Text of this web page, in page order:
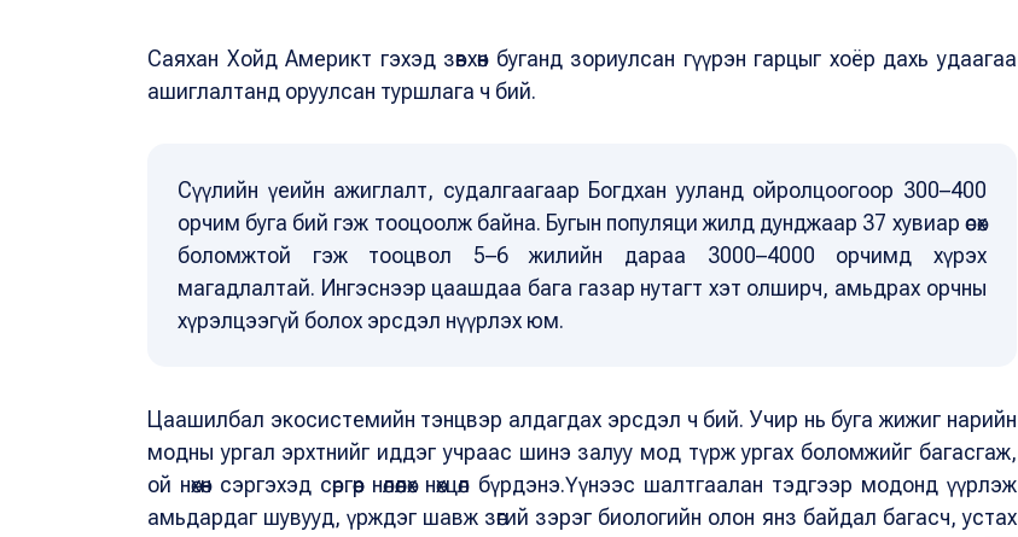
Саяхан Хойд Америкт гэхэд зөвхөн буганд зориулсан гүүрэн гарцыг хоёр дахь удаагаа
ашиглалтанд оруулсан туршлага ч бий.
Сүүлийн үеийн ажиглалт, судалгаагаар Богдхан ууланд ойролцоогоор 300–400
орчим буга бий гэж тооцоолж байна. Бугын популяци жилд дунджаар 37 хувиар өсөх
боломжтой гэж тооцвол 5–6 жилийн дараа 3000–4000 орчимд хүрэх
магадлалтай. Ингэснээр цаашдаа бага газар нутагт хэт олширч, амьдрах орчны
хүрэлцээгүй болох эрсдэл нүүрлэх юм.
Цаашилбал экосистемийн тэнцвэр алдагдах эрсдэл ч бий. Учир нь буга жижиг нарийн
модны ургал эрхтнийг иддэг учраас шинэ залуу мод түрж ургах боломжийг багасгаж,
ой нөхөн сэргэхэд сөргөөр нөлөөлөх нөхцөл бүрдэнэ.Үүнээс шалтгаалан тэдгээр модонд үүрлэж
амьдардаг шувууд, үрждэг шавж зөгий зэрэг биологийн олон янз байдал багасч, устах